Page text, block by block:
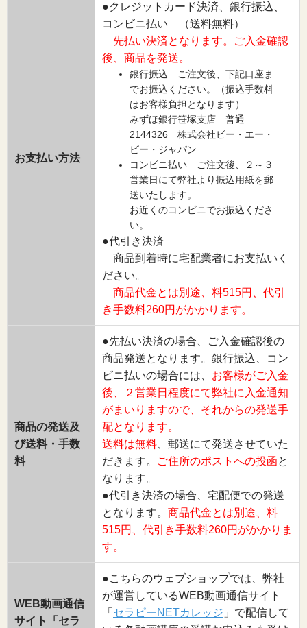
お支払い方法
●クレジットカード決済、銀行振込、
コンビニ払い （送料無料）
先払い決済となります。ご入金確認
後、商品を発送。
銀行振込 ご注文後、下記口座ま
でお振込ください。（振込手数料
はお客様負担となります）
みずほ銀行笹塚支店 普通
2144326 株式会社ビー・エー・
ビー・ジャパン
コンビニ払い ご注文後、２～３
営業日にて弊社より振込用紙を郵
送いたします。
お近くのコンビニでお振込くださ
い。
●代引き決済
商品到着時に宅配業者にお支払いく
ださい。
商品代金とは別途、料515円、代引
き手数料260円がかかります。
商品の発送及
び送料・手数
料
●先払い決済の場合、ご入金確認後の
商品発送となります。銀行振込、コン
ビニ払いの場合には、 お客様がご入金
後、２営業日程度にて弊社に入金通知
がまいりますので、それからの発送手
配となります。
送料は無料、郵送にて発送させていた
だきます。
ご住所のポストへの投函と
なります。
●代引き決済の場合、宅配便での発送
となります。 商品代金とは別途、料
515円、代引き手数料260円がかかりま
す。
WEB動画通信
サイト「セラ
●こちらのウェブショップでは、弊社
が運営しているWEB動画通信サイト
「 セラピーNETカレッジ 」で配信して